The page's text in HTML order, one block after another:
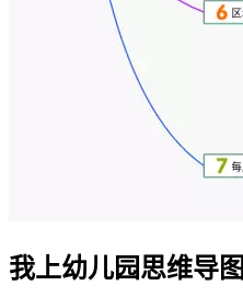
我上幼儿园思维导图